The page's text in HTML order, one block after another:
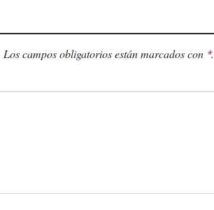
Los campos obligatorios están marcados con *.